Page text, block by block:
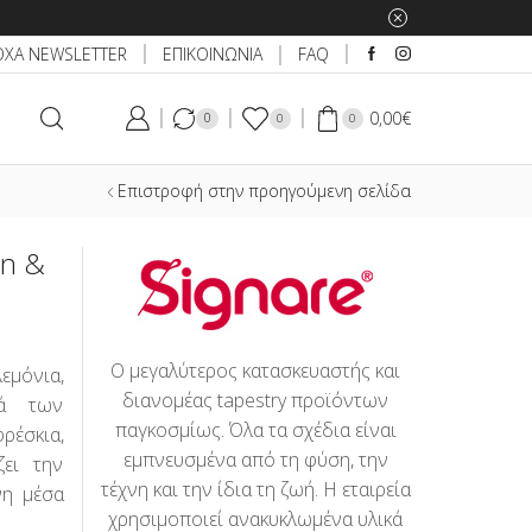
!
NEWSLETTER ΕΠΙΚΟΙΝΩΝΙΑ
FAQ
0 0 0 0,00€
Επιστροφή στην προηγούμενη σελίδα
&
των
την
μέσα
Ο μεγαλύτερος κατασκευαστής και
διανομέας tapestry προϊόντων
παγκοσμίως. Όλα τα σχέδια είναι
εμπνευσμένα από τη φύση, την
τέχνη και την ίδια τη ζωή. Η εταιρεία
χρησιμοποιεί ανακυκλωμένα υλικά